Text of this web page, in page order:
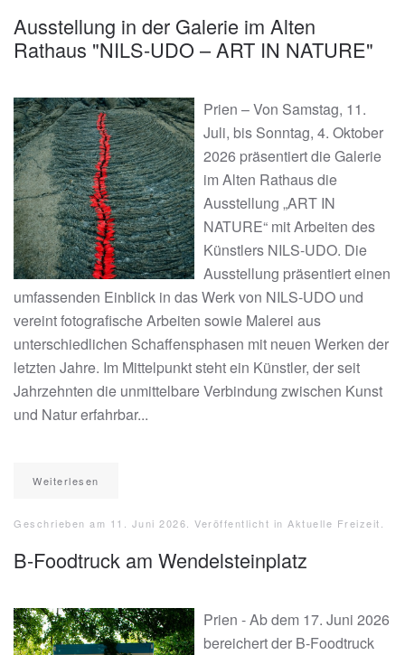
Ausstellung in der Galerie im Alten
Rathaus "NILS-UDO – ART IN NATURE"
Prien – Von Samstag, 11.
Juli, bis Sonntag, 4. Oktober
2026 präsentiert die Galerie
im Alten Rathaus die
Ausstellung „ART IN
NATURE“ mit Arbeiten des
Künstlers NILS-UDO. Die
Ausstellung präsentiert einen
umfassenden Einblick in das Werk von NILS-UDO und
vereint fotografische Arbeiten sowie Malerei aus
unterschiedlichen Schaffensphasen mit neuen Werken der
letzten Jahre. Im Mittelpunkt steht ein Künstler, der seit
Jahrzehnten die unmittelbare Verbindung zwischen Kunst
und Natur erfahrbar...
Weiterlesen
Geschrieben am 11. Juni 2026 . Veröffentlicht in Aktuelle Freizeit
B-Foodtruck am Wendelsteinplatz
Prien - Ab dem 17. Juni 2026
bereichert der B-Foodtruck